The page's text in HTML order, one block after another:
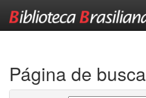
Página de busca